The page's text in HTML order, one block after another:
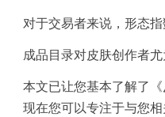
对于交易者来说，形态
成品目录对皮肤创作者
本文已让您基本了解了
现在您可以专注于与您